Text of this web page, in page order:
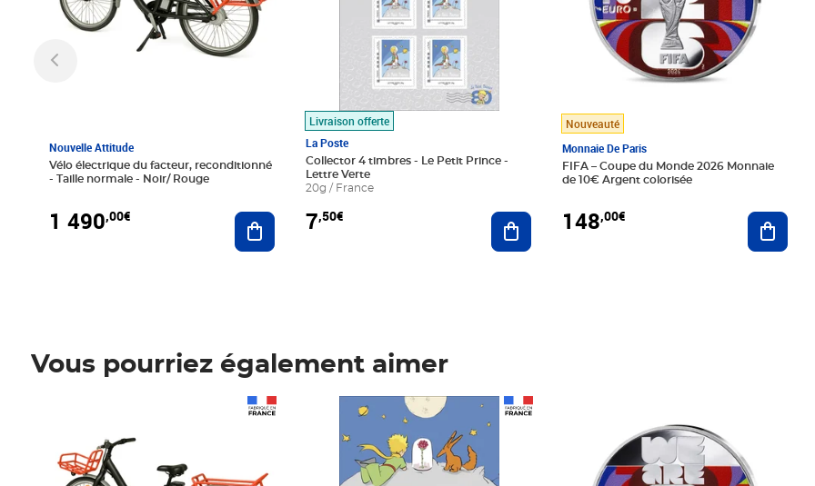
Nouvelle Attitude
Vélo électrique du facteur, reconditionné
- Taille normale - Noir/ Rouge
1 490,00€ Ajouter au panier
Livraison offerte
La Poste
Collector 4 timbres - Le Petit Prince -
Lettre Verte
20g / France
7,50€ Ajouter au panier
Nouveauté
Monnaie De Paris
FIFA – Coupe du Monde 2026 Monnaie
de 10€ Argent colorisée
148,00€
Vous pourriez également aimer
Prix 7,50€